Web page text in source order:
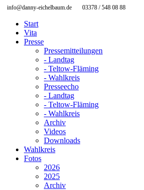
info@danny-eichelbaum.de 03378 / 548 08 88
Start
Vita
Presse
Pressemitteilungen
- Landtag
- Teltow-Fläming
- Wahlkreis
Presseecho
- Landtag
- Teltow-Fläming
- Wahlkreis
Archiv
Videos
Downloads
Wahlkreis
Fotos
2026
2025
Archiv